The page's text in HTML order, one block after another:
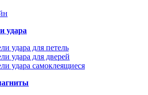
удара
удара для петель
удара для дверей
удара самоклеящиеся